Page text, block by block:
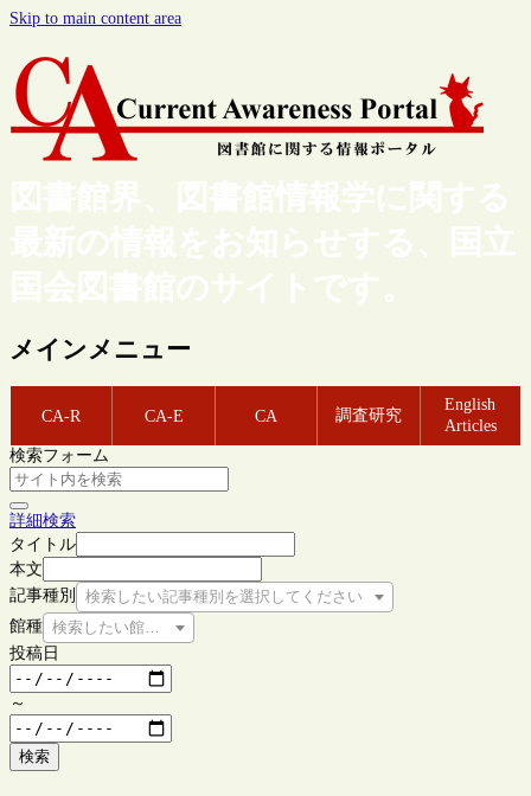
Skip to main content area
図書館界、図書館情報学に関する
最新の情報をお知らせする、国立
国会図書館のサイトです。
メインメニュー
CA-R CA-E CA 調査研究
English
Articles
検索フォーム
詳細検索
タイトル
本文
記事種別
検索したい記事種別を選択してください
館種 検索したい館種を選択してください
投稿日
～
検索